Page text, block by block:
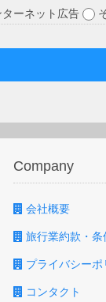
ターネット広告
Company
会社概要
旅行業約款・条
プライバシーポ
コンタクト